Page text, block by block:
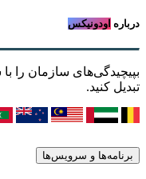
درباره اودونیکس
بپیچیدگی‌های سازمان را
تبدیل کنید.
برنامه‌ها و سرویس‌ها